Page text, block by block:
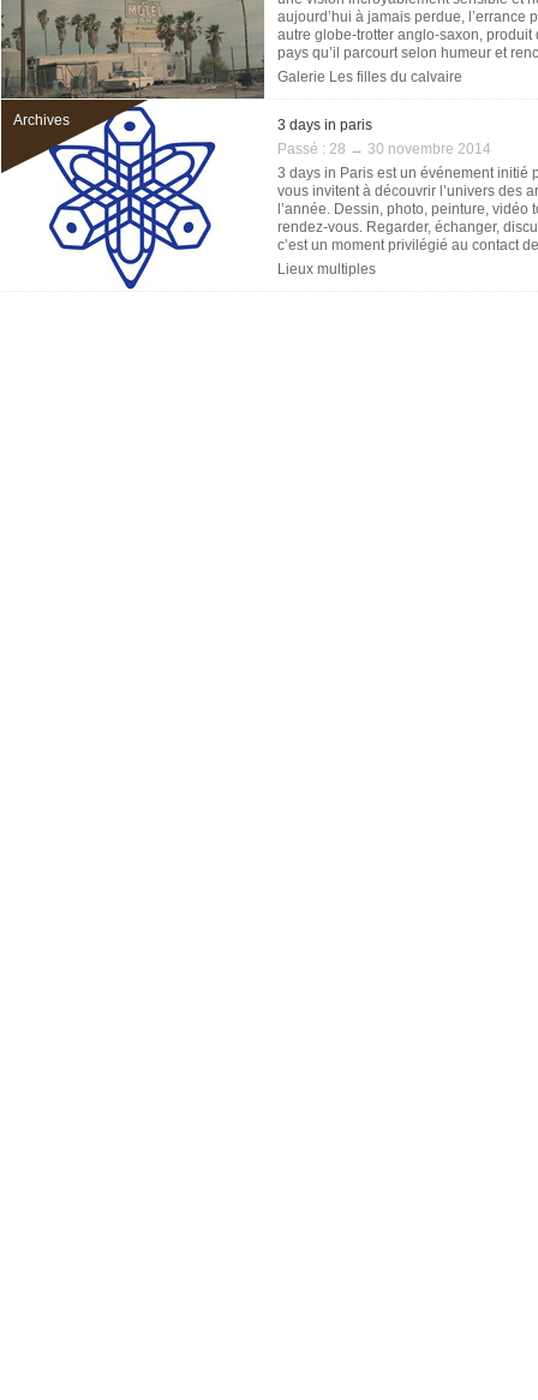
aujourd’hui à jamais perdue, l’errance
autre globe-trotter anglo-saxon, produit
pays qu’il parcourt selon humeur et
Galerie Les filles du calvaire
Archives
3 days in paris
Passé : 28 → 30 novembre 2014
3 days in Paris est un événement initié
vous invitent à découvrir l’univers des
l’année. Dessin, photo, peinture, vidéo
rendez-vous. Regarder, échanger,
c’est un moment privilégié au contact
Lieux multiples